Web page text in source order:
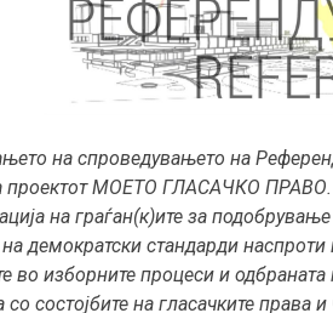
на спроведувањето на
проектот МОЕТО ГЛАСАЧКО ПРАВО.
на граѓан(к)ите за
демократски стандарди
во изборните процеси и
со состојбите на гласачките